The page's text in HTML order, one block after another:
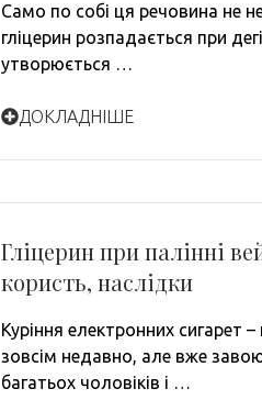
Само по собі ця речовина не
гліцерин розпадається при
утворюється …
ДОКЛАДНІШЕ
Гліцерин при палінні
користь, наслідки
Куріння електронних сигарет
зовсім недавно, але вже
багатьох чоловіків і …